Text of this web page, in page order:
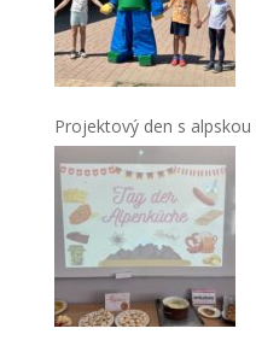
Projektový den s alpskou